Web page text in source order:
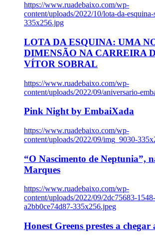
https://www.ruadebaixo.com/wp-
content/uploads/2022/10/lota-da-esquina-
335x256.jpg
LOTA DA ESQUINA: UMA
DIMENSÃO NA CARREIRA
VÍTOR SOBRAL
https://www.ruadebaixo.com/wp-
content/uploads/2022/09/aniversario-
Pink Night by EmbaiXada
https://www.ruadebaixo.com/wp-
content/uploads/2022/09/img_9030-
“O Nascimento de Neptunia”,
Marques
https://www.ruadebaixo.com/wp-
content/uploads/2022/09/2dc75683-
a2bb0ce74d87-335x256.jpeg
Honest Greens prestes a